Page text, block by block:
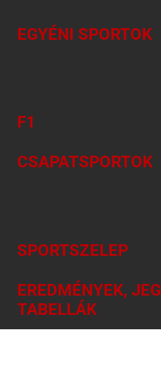
EGYÉNI SPORTOK
F1
CSAPATSPORTOK
SPORTSZELEP
EREDMÉNYEK,
TABELLÁK